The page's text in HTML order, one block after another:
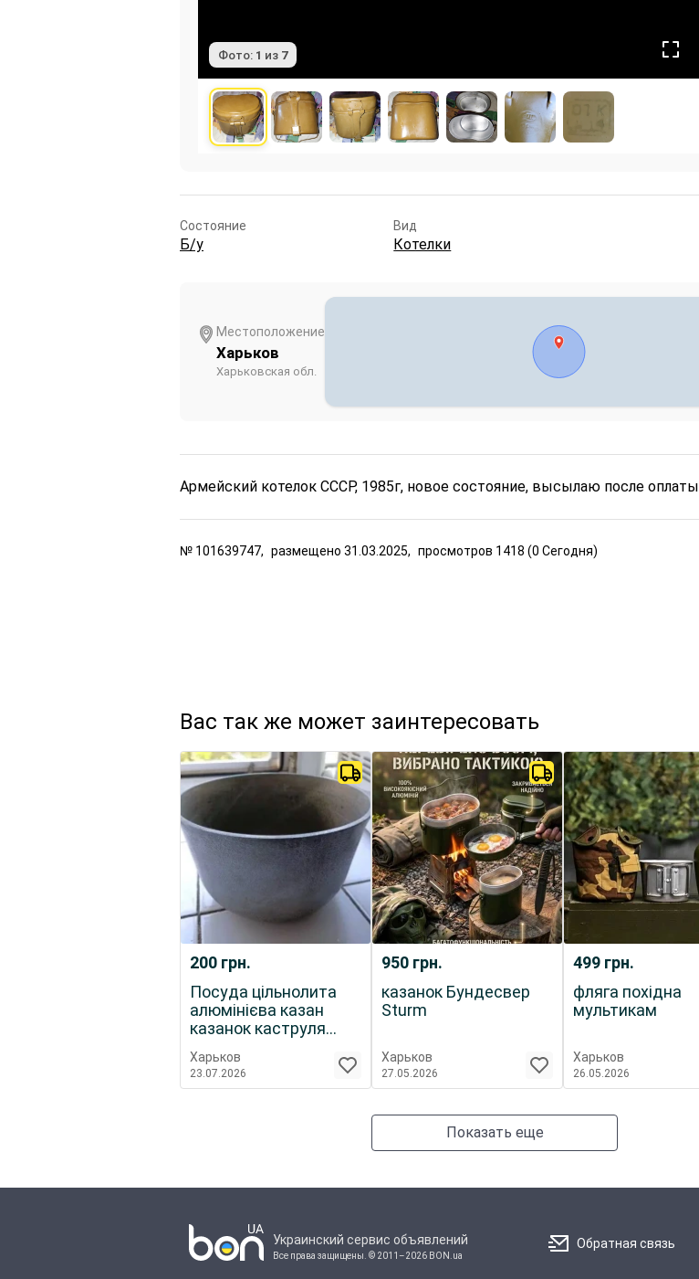
Фото: 1 из 7
Состояние
Б/у
Вид
Котелки
Местоположение
Харьков
Харьковская обл.
Армейский котелок CCCР, 1985г, новое состояние, высылаю после оплаты
№ 101639747, размещено 31.03.2025, просмотров 1418 (0 Сегодня)
Вас так же может заинтересовать
200 грн.
Посуда цільнолита
алюмінієва казан
казанок каструля
раритет з минулого
Харьков
23.07.2026
950 грн.
казанок Бундесвер
Sturm
Харьков
27.05.2026
499 грн.
фляга похідна
мультикам
Харьков
26.05.2026
Показать еще
Украинский сервис объявлений
Все права защищены. © 2011–2026 BON.ua
Обратная связь